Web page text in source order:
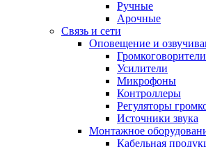
Ручные
Арочные
Связь и сети
Оповещение и
Громкоговорители
Усилители
Микрофоны
Контроллеры
Регуляторы
Источники звука
Монтажное
Кабельная